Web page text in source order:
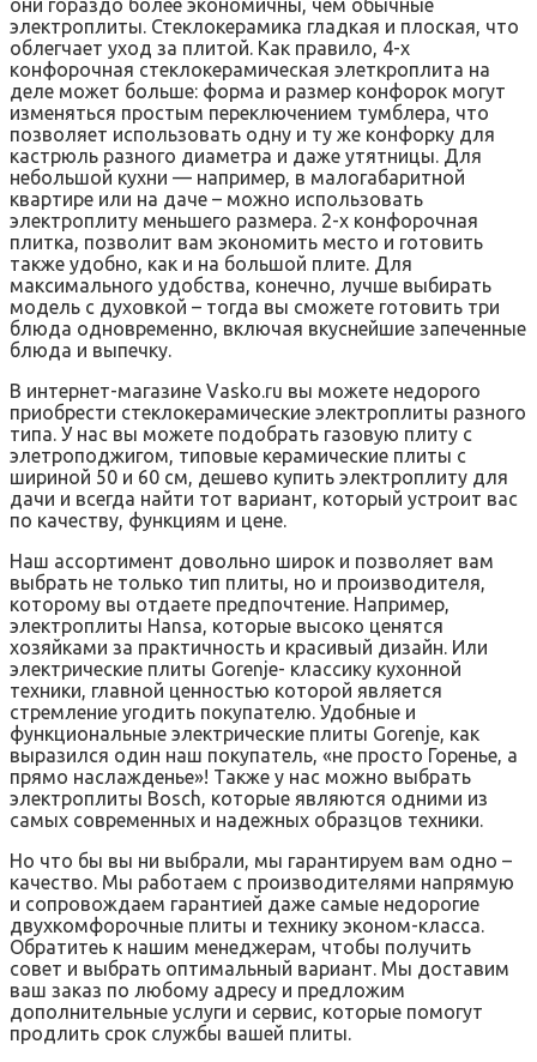
они гораздо более экономичны, чем обычные
электроплиты. Стеклокерамика гладкая и плоская, что
облегчает уход за плитой. Как правило, 4-х
конфорочная стеклокерамическая элеткроплита на
деле может больше: форма и размер конфорок могут
изменяться простым переключением тумблера, что
позволяет использовать одну и ту же конфорку для
кастрюль разного диаметра и даже утятницы. Для
небольшой кухни — например, в малогабаритной
квартире или на даче – можно использовать
электроплиту меньшего размера. 2-х конфорочная
плитка, позволит вам экономить место и готовить
также удобно, как и на большой плите. Для
максимального удобства, конечно, лучше выбирать
модель с духовкой – тогда вы сможете готовить три
блюда одновременно, включая вкуснейшие запеченные
блюда и выпечку.
В интернет-магазине Vasko.ru вы можете недорого
приобрести стеклокерамические электроплиты разного
типа. У нас вы можете подобрать газовую плиту с
элетроподжигом, типовые керамические плиты с
шириной 50 и 60 см, дешево купить электроплиту для
дачи и всегда найти тот вариант, который устроит вас
по качеству, функциям и цене.
Наш ассортимент довольно широк и позволяет вам
выбрать не только тип плиты, но и производителя,
которому вы отдаете предпочтение. Например,
электроплиты Hansa, которые высоко ценятся
хозяйками за практичность и красивый дизайн. Или
электрические плиты Gorenje- классику кухонной
техники, главной ценностью которой является
стремление угодить покупателю. Удобные и
функциональные электрические плиты Gorenje, как
выразился один наш покупатель, «не просто Горенье, а
прямо наслажденье»! Также у нас можно выбрать
электроплиты Bosch, которые являются одними из
самых современных и надежных образцов техники.
Но что бы вы ни выбрали, мы гарантируем вам одно –
качество. Мы работаем с производителями напрямую
и сопровождаем гарантией даже самые недорогие
двухкомфорочные плиты и технику эконом-класса.
Обратитеь к нашим менеджерам, чтобы получить
совет и выбрать оптимальный вариант. Мы доставим
ваш заказ по любому адресу и предложим
дополнительные услуги и сервис, которые помогут
продлить срок службы вашей плиты.